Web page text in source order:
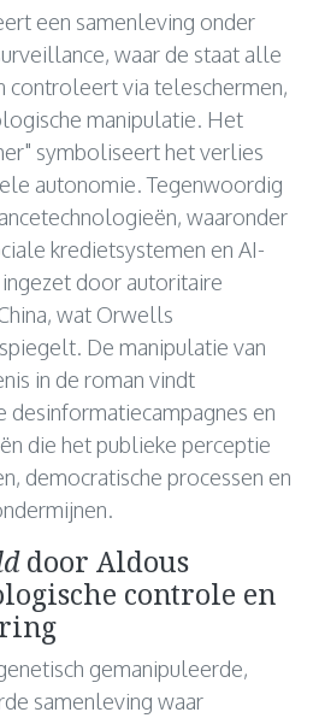
een samenleving onder
waar de staat alle
controleert via teleschermen,
manipulatie. Het
symboliseert het verlies
autonomie. Tegenwoordig
waaronder
kredietsystemen en AI-
door autoritaire
wat Orwells
De manipulatie van
in de roman vindt
en
die het publieke perceptie
democratische processen en
door Aldous
controle en
gemanipuleerde,
samenleving waar